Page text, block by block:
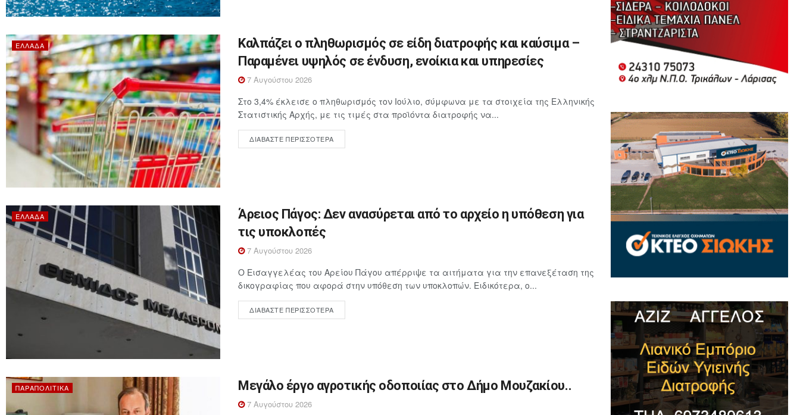
ΕΛΛΆΔΑ
Καλπάζει ο πληθωρισμός σε είδη διατροφής και καύσιμα –
Παραμένει υψηλός σε ένδυση, ενοίκια και υπηρεσίες
7 Αυγούστου 2026
Στο 3,4% έκλεισε ο πληθωρισμός τον Ιούλιο, σύμφωνα με τα στοιχεία της Ελληνικής
Στατιστικής Αρχής, με τις τιμές στα προϊόντα διατροφής να...
ΔΙΑΒΆΣΤΕ ΠΕΡΙΣΣΌΤΕΡΑ
ΕΛΛΆΔΑ
Άρειος Πάγος: Δεν ανασύρεται από το αρχείο η υπόθεση για
τις υποκλοπές
7 Αυγούστου 2026
Ο Εισαγγελέας του Αρείου Πάγου απέρριψε τα αιτήματα για την επανεξέταση της
δικογραφίας που αφορά στην υπόθεση των υποκλοπών. Ειδικότερα, ο...
ΔΙΑΒΆΣΤΕ ΠΕΡΙΣΣΌΤΕΡΑ
ΠΑΡΑΠΟΛΙΤΙΚΆ Μεγάλο έργο αγροτικής οδοποιίας στο Δήμο Μουζακίου..
7 Αυγούστου 2026